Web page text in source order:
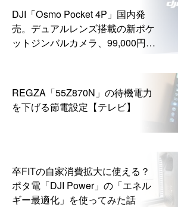
DJI「Osmo Pocket 4P」国内発
売。デュアルレンズ搭載の新ポケ
ットジンバルカメラ、99,000円か
REGZA「55Z870N」の待機電力
を下げる節電設定【テレビ】
卒FITの自家消費拡大に使える？
ポタ電「DJI Power」の「エネル
ギー最適化」を使ってみた話